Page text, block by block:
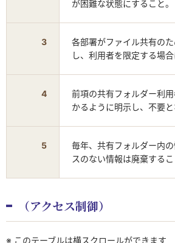
が困難な状態にすること。
3
各部署がファイル共有の
し、利用者を限定する場
4
前項の共有フォルダー利
かるように明示し、不要
5
毎年、共有フォルダー内
スのない情報は廃棄するこ
（アクセス制御）
※ このテーブルは横スクロールができます